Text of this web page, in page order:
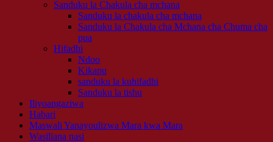
Sanduku la Chakula cha mchana
Sanduku la chakula cha mchana
Sanduku la Chakula cha Mchana cha Chuma cha
pua
Hifadhi
Ndoo
Kikapu
sanduku la kuhifadhi
Sanduku la tishu
Iliyoangaziwa
Habari
Maswali Yanayoulizwa Mara kwa Mara
Wasiliana nasi